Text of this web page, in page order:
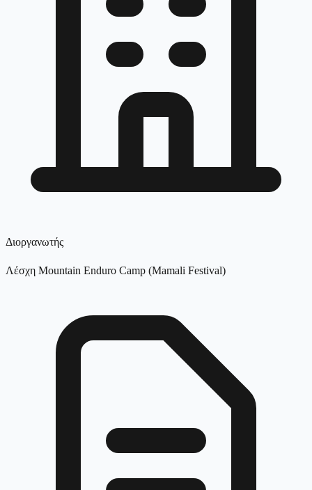
Διοργανωτής
Λέσχη Mountain Enduro Camp (Mamali Festival)